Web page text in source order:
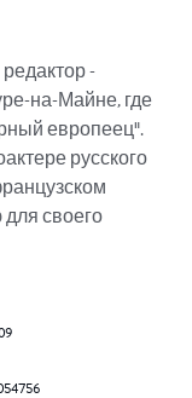
-
на-Майне, где
европеец".
русского
своего